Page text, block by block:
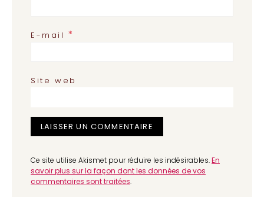
E-mail*
Site web
Ce site utilise Akismet pour réduire les indésirables.En
savoir plus sur la façon dont les données de vos
commentaires sont traitées.